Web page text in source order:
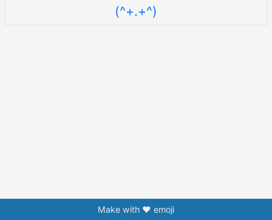
(^+.+^)
Make with ❤️ emoji